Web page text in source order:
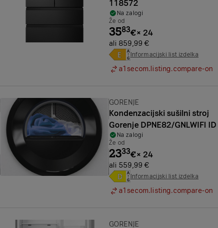
118572
Na zalogi
Že od
3583€× 24
ali 859,99 €
Informacijski list izdelka
a1secom.listing.compare-on
Znamka:
GORENJE
Kondenzacijski sušilni stroj
Gorenje DPNE82/GNLWIFI ID
Na zalogi
Že od
2333€× 24
ali 559,99 €
Informacijski list izdelka
a1secom.listing.compare-on
Znamka:
GORENJE